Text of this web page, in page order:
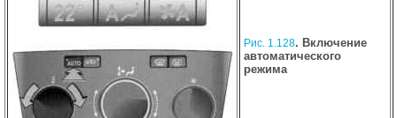
Рис. 1.128. Включение
автоматического
режима